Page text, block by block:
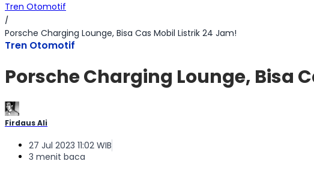
Tren Otomotif
/
Porsche Charging Lounge, Bisa Cas Mobil Listrik 24 Jam!
Tren Otomotif
Porsche Charging Lounge, Bisa
Firdaus Ali
27 Jul 2023 11:02 WIB
3 menit baca